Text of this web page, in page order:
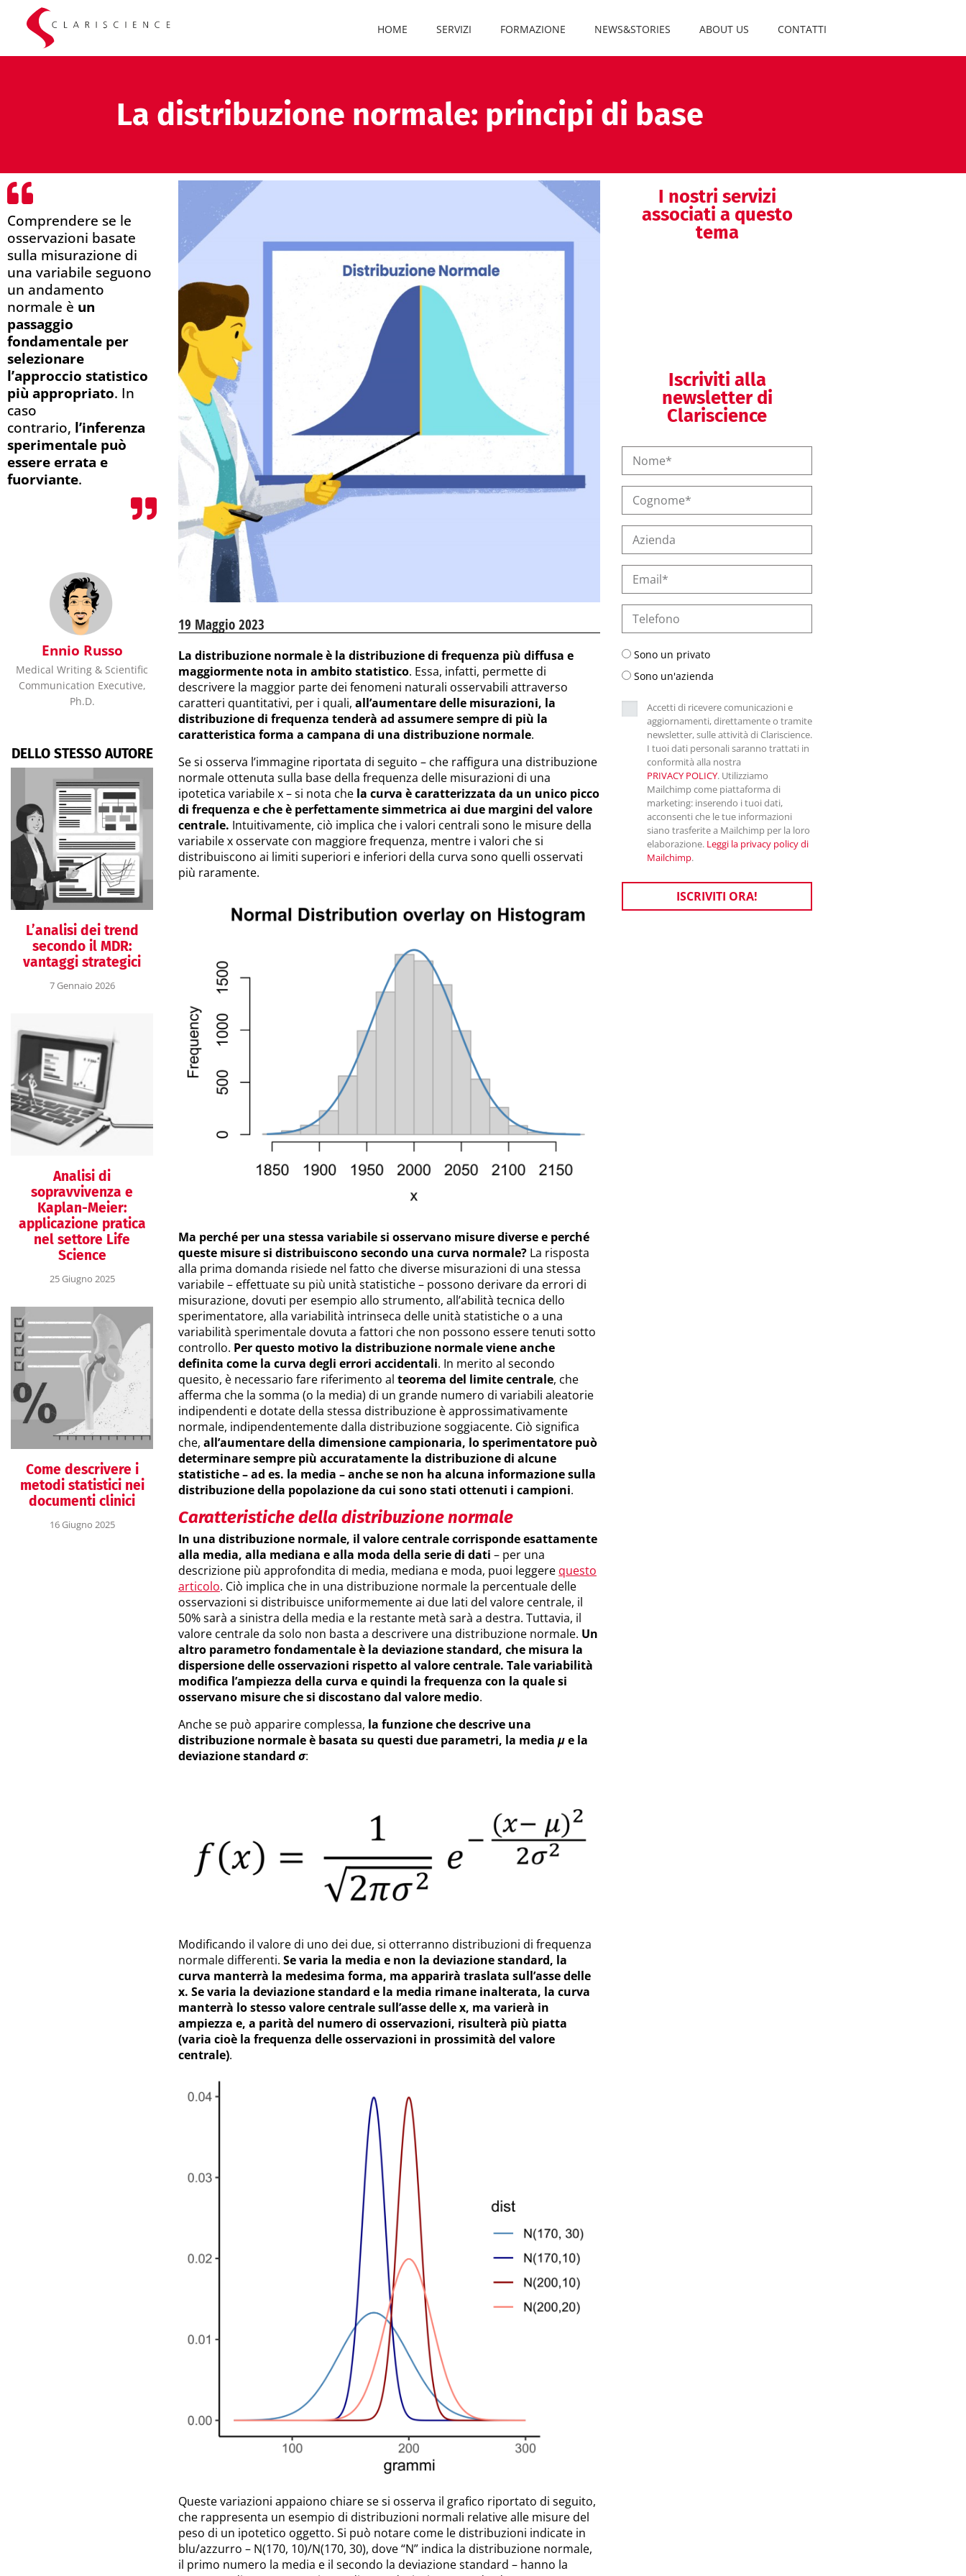
HOME SERVIZI FORMAZIONE NEWS&STORIES ABOUT US CONTATTI
La distribuzione normale: principi di base
Comprendere se le
osservazioni basate
sulla misurazione di
una variabile seguono
un andamento
normale è un
passaggio
fondamentale per
selezionare
l’approccio statistico
più appropriato. In
caso
contrario, l’inferenza
sperimentale può
essere errata e
fuorviante.
Ennio Russo
Medical Writing & Scientific
Communication Executive,
Ph.D.
DELLO STESSO AUTORE
L’analisi dei trend
secondo il MDR:
vantaggi strategici
7 Gennaio 2026
Analisi di
sopravvivenza e
Kaplan-Meier:
applicazione pratica
nel settore Life
Science
25 Giugno 2025
Come descrivere i
metodi statistici nei
documenti clinici
16 Giugno 2025
19 Maggio 2023
La distribuzione normale è la distribuzione di frequenza più diffusa e
maggiormente nota in ambito statistico. Essa, infatti, permette di
descrivere la maggior parte dei fenomeni naturali osservabili attraverso
caratteri quantitativi, per i quali, all’aumentare delle misurazioni, la
distribuzione di frequenza tenderà ad assumere sempre di più la
caratteristica forma a campana di una distribuzione normale.
Se si osserva l’immagine riportata di seguito – che raffigura una distribuzione
normale ottenuta sulla base della frequenza delle misurazioni di una
ipotetica variabile x – si nota che la curva è caratterizzata da un unico picco
di frequenza e che è perfettamente simmetrica ai due margini del valore
centrale. Intuitivamente, ciò implica che i valori centrali sono le misure della
variabile x osservate con maggiore frequenza, mentre i valori che si
distribuiscono ai limiti superiori e inferiori della curva sono quelli osservati
più raramente.
Ma perché per una stessa variabile si osservano misure diverse e perché
queste misure si distribuiscono secondo una curva normale? La risposta
alla prima domanda risiede nel fatto che diverse misurazioni di una stessa
variabile – effettuate su più unità statistiche – possono derivare da errori di
misurazione, dovuti per esempio allo strumento, all’abilità tecnica dello
sperimentatore, alla variabilità intrinseca delle unità statistiche o a una
variabilità sperimentale dovuta a fattori che non possono essere tenuti sotto
controllo. Per questo motivo la distribuzione normale viene anche
definita come la curva degli errori accidentali. In merito al secondo
quesito, è necessario fare riferimento al teorema del limite centrale, che
afferma che la somma (o la media) di un grande numero di variabili aleatorie
indipendenti e dotate della stessa distribuzione è approssimativamente
normale, indipendentemente dalla distribuzione soggiacente. Ciò significa
che, all’aumentare della dimensione campionaria, lo sperimentatore può
determinare sempre più accuratamente la distribuzione di alcune
statistiche – ad es. la media – anche se non ha alcuna informazione sulla
distribuzione della popolazione da cui sono stati ottenuti i campioni.
Caratteristiche della distribuzione normale
In una distribuzione normale, il valore centrale corrisponde esattamente
alla media, alla mediana e alla moda della serie di dati – per una
descrizione più approfondita di media, mediana e moda, puoi leggere questo
articolo. Ciò implica che in una distribuzione normale la percentuale delle
osservazioni si distribuisce uniformemente ai due lati del valore centrale, il
50% sarà a sinistra della media e la restante metà sarà a destra. Tuttavia, il
valore centrale da solo non basta a descrivere una distribuzione normale. Un
altro parametro fondamentale è la deviazione standard, che misura la
dispersione delle osservazioni rispetto al valore centrale. Tale variabilità
modifica l’ampiezza della curva e quindi la frequenza con la quale si
osservano misure che si discostano dal valore medio.
Anche se può apparire complessa, la funzione che descrive una
distribuzione normale è basata su questi due parametri, la media µe la
deviazione standard σ:
Modificando il valore di uno dei due, si otterranno distribuzioni di frequenza
normale differenti. Se varia la media e non la deviazione standard, la
curva manterrà la medesima forma, ma apparirà traslata sull’asse delle
x. Se varia la deviazione standard e la media rimane inalterata, la curva
manterrà lo stesso valore centrale sull’asse delle x, ma varierà in
ampiezza e, a parità del numero di osservazioni, risulterà più piatta
(varia cioè la frequenza delle osservazioni in prossimità del valore
centrale).
Queste variazioni appaiono chiare se si osserva il grafico riportato di seguito,
che rappresenta un esempio di distribuzioni normali relative alle misure del
peso di un ipotetico oggetto. Si può notare come le distribuzioni indicate in
blu/azzurro – N(170, 10)/N(170, 30), dove “N” indica la distribuzione normale,
il primo numero la media e il secondo la deviazione standard – hanno la
I nostri servizi
associati a questo
tema
Iscriviti alla
newsletter di
Clariscience
Sono un privato
Sono un'azienda
Accetti di ricevere comunicazioni e
aggiornamenti, direttamente o tramite
newsletter, sulle attività di Clariscience.
I tuoi dati personali saranno trattati in
conformità alla nostra
PRIVACY POLICY. Utilizziamo
Mailchimp come piattaforma di
marketing: inserendo i tuoi dati,
acconsenti che le tue informazioni
siano trasferite a Mailchimp per la loro
elaborazione. Leggi la privacy policy di
Mailchimp.
ISCRIVITI ORA!